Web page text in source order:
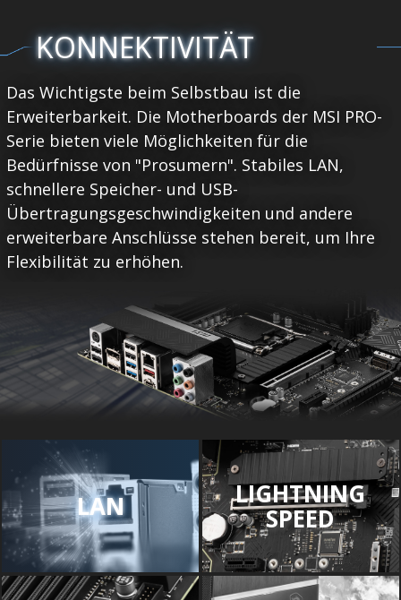
KONNEKTIVITÄT
Das Wichtigste beim Selbstbau ist die
Erweiterbarkeit. Die Motherboards der MSI PRO-
Serie bieten viele Möglichkeiten für die
Bedürfnisse von "Prosumern". Stabiles LAN,
schnellere Speicher- und USB-
Übertragungsgeschwindigkeiten und andere
erweiterbare Anschlüsse stehen bereit, um Ihre
Flexibilität zu erhöhen.
LAN LIGHTNING
SPEED